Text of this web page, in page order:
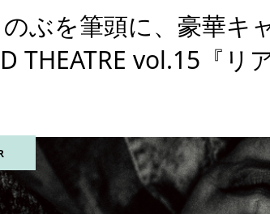
ぶを筆頭に、豪華キ
THEATRE vol.15『リ